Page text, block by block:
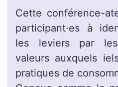
Cette conférence-
participant·es à
les leviers par
valeurs auxquels
pratiques de